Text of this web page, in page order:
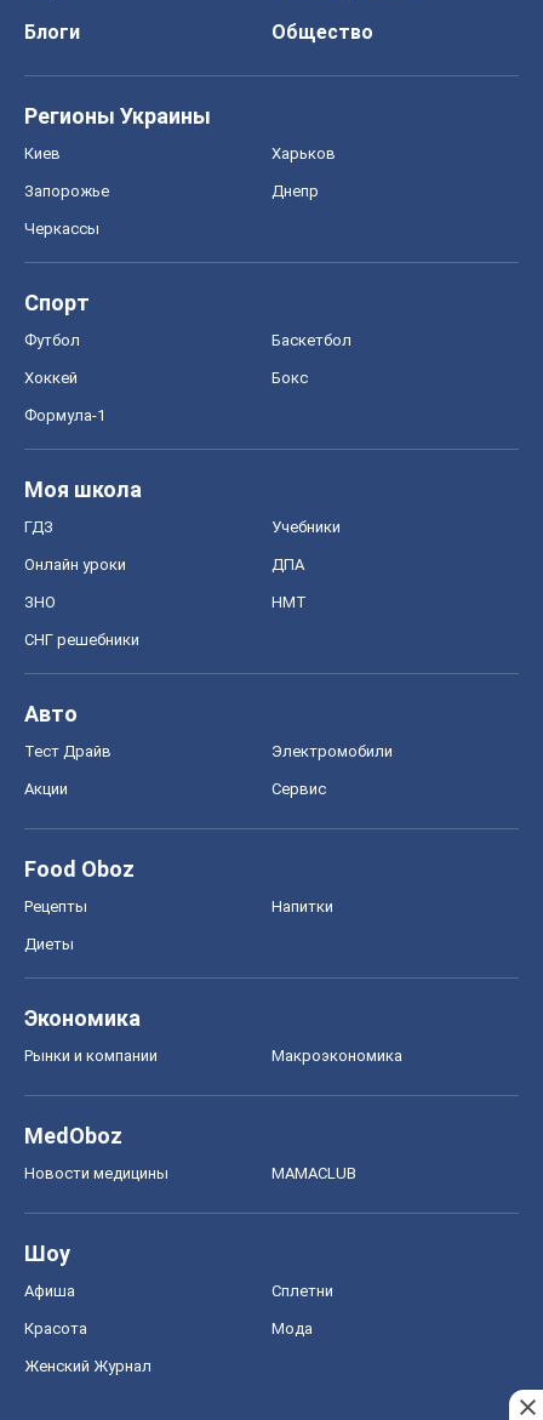
Блоги
Общество
Регионы Украины
Киев Харьков
Запорожье Днепр
Черкассы
Спорт
Футбол Баскетбол
Хоккей Бокс
Формула-1
Моя школа
ГДЗ Учебники
Онлайн уроки ДПА
ЗНО НМТ
СНГ решебники
Авто
Тест Драйв Электромобили
Акции Сервис
Food Oboz
Рецепты Напитки
Диеты
Экономика
Рынки и компании Mакроэкономика
MedOboz
Новости медицины MAMACLUB
Шоу
Афиша Сплетни
Красота Мода
Женский Журнал